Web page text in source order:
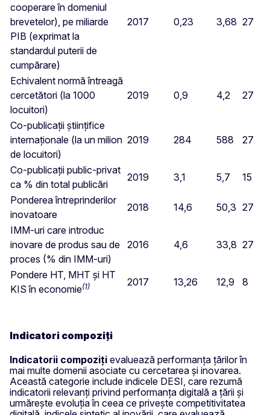
cooperare în domeniul
brevetelor), pe miliarde
PIB (exprimat la
standardul puterii de
cumpărare)
2017 0,23 3,68 27
Echivalent normă întreagă
cercetători (la 1000
locuitori)
2019 0,9 4,2 27
Co-publicații științifice
internaționale (la un milion
de locuitori)
2019 284 588 27
Co-publicații public-privat
ca % din total publicări
2019 3,1 5,7
15
Ponderea întreprinderilor
inovatoare
2018 14,6 50,3 27
IMM-uri care introduc
inovare de produs sau de
proces (% din IMM-uri)
2016 4,6 33,8 27
Pondere HT, MHT și HT
KIS în economie(1) 2017 13,26 12,9 8
Indicatori compoziți
Indicatorii compoziți evaluează performanța țărilor în
mai multe domenii asociate cu cercetarea și inovarea.
Această categorie include indicele DESI, care rezumă
indicatorii relevanți privind performanța digitală a țării și
urmărește evoluția în ceea ce privește competitivitatea